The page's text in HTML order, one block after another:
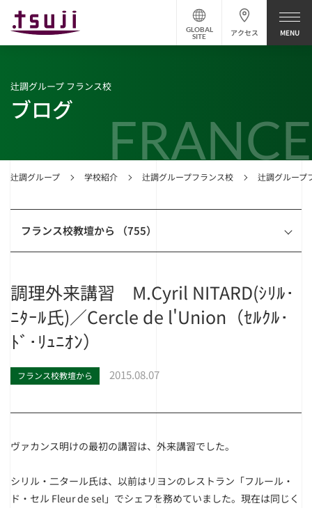
アクセス
GLOBAL
SITE
FRANCE
辻調グループ 学校紹介 辻調グループフランス校 辻調グループ
辻調グループ フランス校
ブログ
フランス校教壇から （755）
調理外来講習 M.Cyril NITARD(ｼﾘﾙ･
ﾆﾀｰﾙ氏)／Cercle de l'Union（ｾﾙｸﾙ･
ﾄﾞ･ﾘｭﾆｵﾝ）
フランス校教壇から 2015.08.07
ヴァカンス明けの最初の講習は、外来講習でした。
シリル・二タール氏は、以前はリヨンのレストラン「フルール・
ド・セル Fleur de sel」でシェフを務めていました。現在は同じく